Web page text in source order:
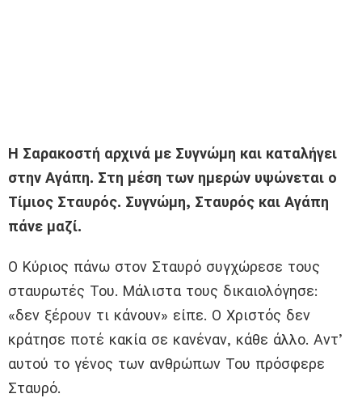
Η Σαρακοστή αρχινά με Συγνώμη και καταλήγει
στην Αγάπη. Στη μέση των ημερών υψώνεται ο
Τίμιος Σταυρός. Συγνώμη, Σταυρός και Αγάπη
πάνε μαζί.
Ο Κύριος πάνω στον Σταυρό συγχώρεσε τους
σταυρωτές Του. Μάλιστα τους δικαιολόγησε:
«δεν ξέρουν τι κάνουν» είπε. Ο Χριστός δεν
κράτησε ποτέ κακία σε κανέναν, κάθε άλλο. Αντ’
αυτού το γένος των ανθρώπων Του πρόσφερε
Σταυρό.